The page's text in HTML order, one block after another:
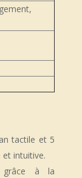
tactile et 5
intuitive.
à la